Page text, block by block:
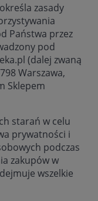
zasady
Państwa przez
pod
(dalej zwaną
Warszawa,
Sklepem
starań w celu
prywatności i
podczas
zakupów w
wszelkie